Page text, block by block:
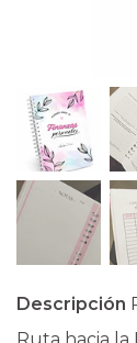
Descripción